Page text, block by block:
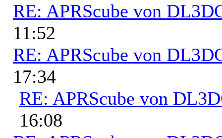
RE: APRScube von
11:52
RE: APRScube von
17:34
RE: APRScube von
16:08